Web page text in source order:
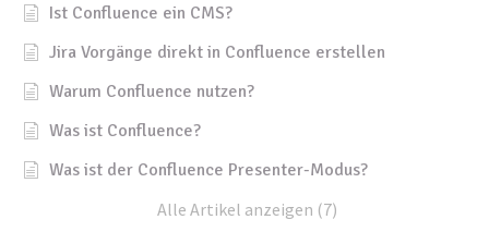
Ist Confluence ein CMS?
Jira Vorgänge direkt in Confluence erstellen
Warum Confluence nutzen?
Was ist Confluence?
Was ist der Confluence Presenter-Modus?
Alle Artikel anzeigen (7)